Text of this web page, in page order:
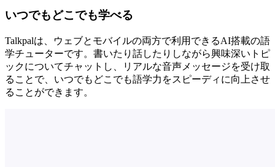
いつでもどこでも学べる
Talkpalは、ウェブとモバイルの両方で利用できるAI搭載の語
学チューターです。書いたり話したりしながら興味深いトピ
ックについてチャットし、リアルな音声メッセージを受け取
ることで、いつでもどこでも語学力をスピーディに向上させ
ることができます。